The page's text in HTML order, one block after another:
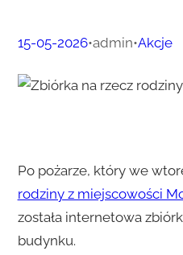
15-05-2026•admin•Akcje
Po pożarze, który we
rodziny z miejscowości
została internetowa
budynku.